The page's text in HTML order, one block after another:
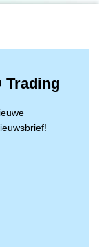
Trading